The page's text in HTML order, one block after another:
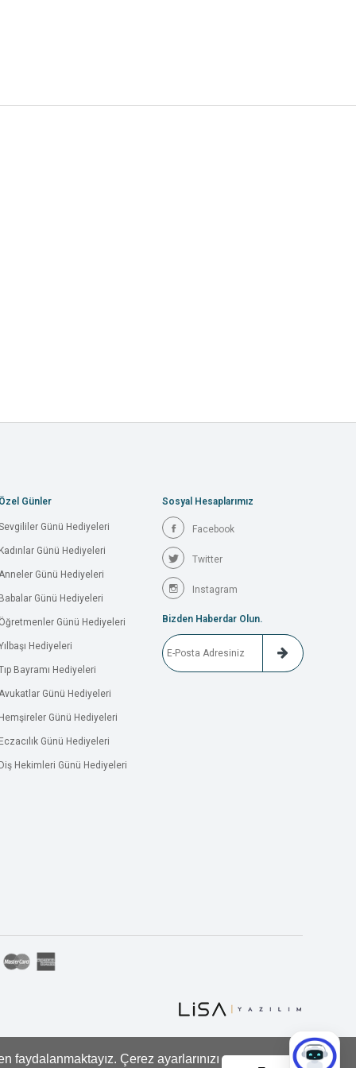
Çerez ayarlarınızı
Günler
Günü Hediyeleri
Günü Hediyeleri
Günü Hediyeleri
Günü Hediyeleri
Günü Hediyeleri
Hediyeleri
Bayramı Hediyeleri
Günü Hediyeleri
Günü Hediyeleri
Günü Hediyeleri
Hekimleri Günü Hediyeleri
Sosyal Hesaplarımız
Facebook
Twitter
Instagram
Bizden Haberdar Olun.